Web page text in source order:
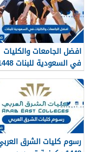
افضل الجامعات والكليات
في السعودية للبنات 1448
رسوم كليات الشرق